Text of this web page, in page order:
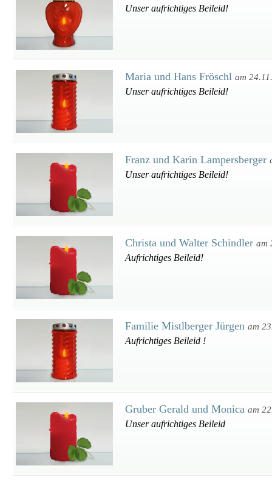
Unser aufrichtiges Beileid!
Maria und Hans Fröschl am
Unser aufrichtiges Beileid!
Franz und Karin Lampersberger
Unser aufrichtiges Beileid!
Christa und Walter Schindler am
Aufrichtiges Beileid!
Familie Mistlberger Jürgen am
Aufrichtiges Beileid !
Gruber Gerald und Monica am
Unser aufrichtiges Beileid